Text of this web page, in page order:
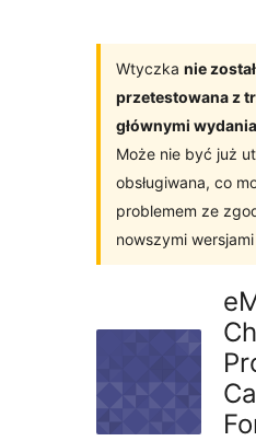
Wtyczka nie
przetestowana z
głównymi
Może nie być już
obsługiwana, co
problemem ze
nowszymi